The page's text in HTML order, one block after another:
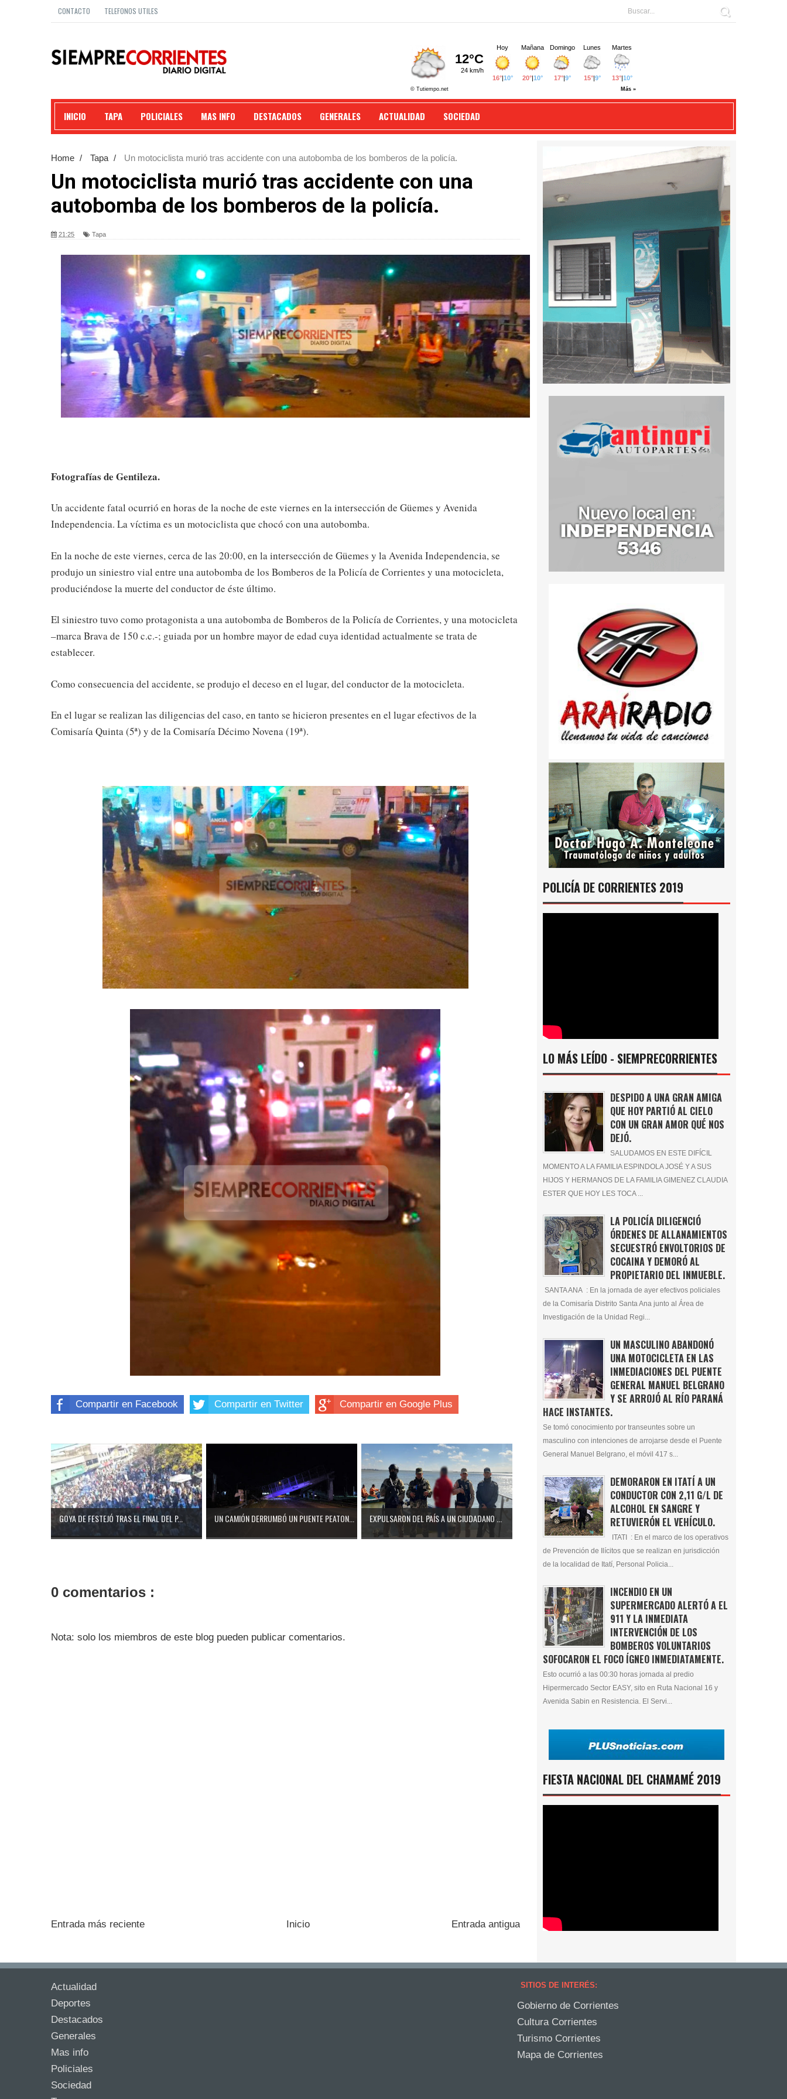
CONTACTO TELEFONOS UTILES
INICIO TAPA POLICIALES MAS INFO DESTACADOS GENERALES ACTUALIDAD SOCIEDAD
Home / Tapa / Un motociclista murió tras accidente con una autobomba de los bomberos de la policía.
Un motociclista murió tras accidente con una
autobomba de los bomberos de la policía.
21:25 Tapa
Fotografías de Gentileza.
Un accidente fatal ocurrió en horas de la noche de este viernes en la intersección de Güemes y Avenida
Independencia. La víctima es un motociclista que chocó con una autobomba.
En la noche de este viernes, cerca de las 20:00, en la intersección de Güemes y la Avenida Independencia, se
produjo un siniestro vial entre una autobomba de los Bomberos de la Policía de Corrientes y una motocicleta,
produciéndose la muerte del conductor de éste último.
El siniestro tuvo como protagonista a una autobomba de Bomberos de la Policía de Corrientes, y una motocicleta
–marca Brava de 150 c.c.-; guiada por un hombre mayor de edad cuya identidad actualmente se trata de
establecer.
Como consecuencia del accidente, se produjo el deceso en el lugar, del conductor de la motocicleta.
En el lugar se realizan las diligencias del caso, en tanto se hicieron presentes en el lugar efectivos de la
Comisaría Quinta (5ª) y de la Comisaría Décimo Novena (19ª).
Compartir en Facebook Compartir en Twitter Compartir en Google Plus
GOYA DE FESTEJÓ TRAS EL FINAL DEL P... UN CAMIÓN DERRUMBÓ UN PUENTE PEATON... EXPULSARON DEL PAÍS A UN CIUDADANO ...
0 comentarios :
Nota: solo los miembros de este blog pueden publicar comentarios.
Entrada más reciente Entrada antigua
Inicio
POLICÍA DE CORRIENTES 2019
LO MÁS LEÍDO - SIEMPRECORRIENTES
DESPIDO A UNA GRAN AMIGA
QUE HOY PARTIÓ AL CIELO
CON UN GRAN AMOR QUÉ NOS
DEJÓ.
SALUDAMOS EN ESTE DIFÍCIL
MOMENTO A LA FAMILIA ESPINDOLA JOSÉ Y A SUS
HIJOS Y HERMANOS DE LA FAMILIA GIMENEZ CLAUDIA
ESTER QUE HOY LES TOCA ...
LA POLICÍA DILIGENCIÓ
ÓRDENES DE ALLANAMIENTOS
SECUESTRÓ ENVOLTORIOS DE
COCAINA Y DEMORÓ AL
PROPIETARIO DEL INMUEBLE.
SANTA ANA : En la jornada de ayer efectivos policiales
de la Comisaría Distrito Santa Ana junto al Área de
Investigación de la Unidad Regi...
UN MASCULINO ABANDONÓ
UNA MOTOCICLETA EN LAS
INMEDIACIONES DEL PUENTE
GENERAL MANUEL BELGRANO
Y SE ARROJÓ AL RÍO PARANÁ
HACE INSTANTES.
Se tomó conocimiento por transeuntes sobre un
masculino con intenciones de arrojarse desde el Puente
General Manuel Belgrano, el móvil 417 s...
DEMORARON EN ITATÍ A UN
CONDUCTOR CON 2,11 G/L DE
ALCOHOL EN SANGRE Y
RETUVIERÓN EL VEHÍCULO.
ITATI : En el marco de los operativos
de Prevención de Ilícitos que se realizan en jurisdicción
de la localidad de Itatí, Personal Policia...
INCENDIO EN UN
SUPERMERCADO ALERTÓ A EL
911 Y LA INMEDIATA
INTERVENCIÓN DE LOS
BOMBEROS VOLUNTARIOS
SOFOCARON EL FOCO ÍGNEO INMEDIATAMENTE.
Esto ocurrió a las 00:30 horas jornada al predio
Hipermercado Sector EASY, sito en Ruta Nacional 16 y
Avenida Sabin en Resistencia. El Servi...
FIESTA NACIONAL DEL CHAMAMÉ 2019
Actualidad
Deportes
Destacados
Generales
Mas info
Policiales
Sociedad
SITIOS DE INTERÉS:
Gobierno de Corrientes
Cultura Corrientes
Turismo Corrientes
Mapa de Corrientes